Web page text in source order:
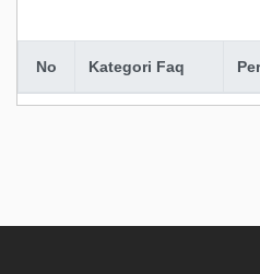
No Kategori Faq